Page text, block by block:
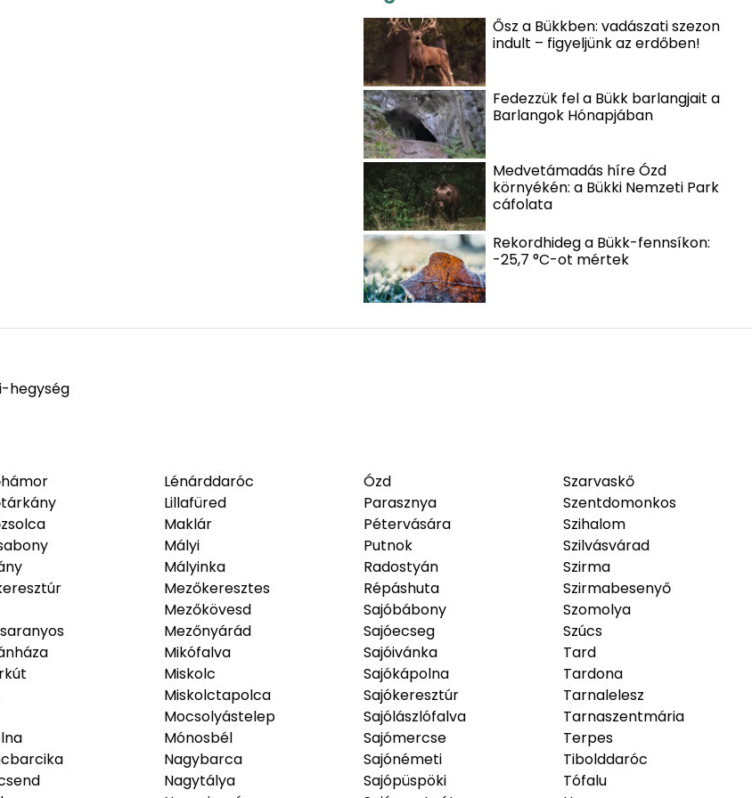
Ősz a Bükkben: vadászati szezon
indult – figyeljünk az erdőben!
Fedezzük fel a Bükk barlangjait a
Barlangok Hónapjában
Medvetámadás híre Ózd
környékén: a Bükki Nemzeti Park
cáfolata
Rekordhideg a Bükk-fennsíkon:
-25,7 °C-ot mértek
hegység
Lénárddaróc
Lillafüred
Maklár
Mályi
Mályinka
Mezőkeresztes
Mezőkövesd
Mezőnyárád
Mikófalva
Miskolc
Miskolctapolca
Mocsolyástelep
Mónosbél
Nagybarca
Nagytálya
Ózd
Parasznya
Pétervására
Putnok
Radostyán
Répáshuta
Sajóbábony
Sajóecseg
Sajóivánka
Sajókápolna
Sajókeresztúr
Sajólászlófalva
Sajómercse
Sajónémeti
Sajópüspöki
Szarvaskő
Szentdomonkos
Szihalom
Szilvásvárad
Szirma
Szirmabesenyő
Szomolya
Szúcs
Tard
Tardona
Tarnalelesz
Tarnaszentmária
Terpes
Tibolddaróc
Tófalu